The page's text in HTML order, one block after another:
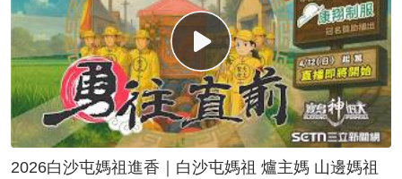
2026白沙屯媽祖進香｜白沙屯媽祖 爐主媽 山邊媽祖